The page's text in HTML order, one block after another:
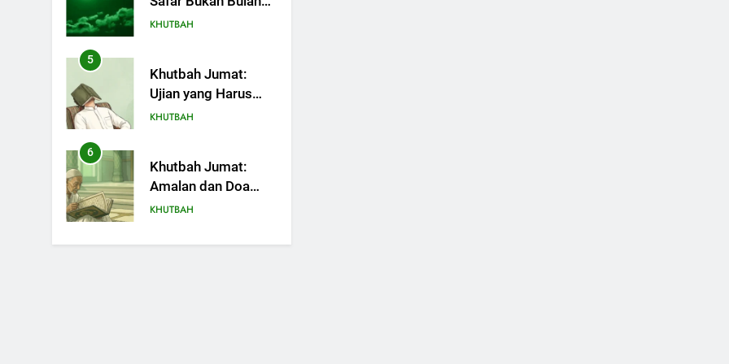
Sial
KHUTBAH
5
Khutbah Jumat:
Ujian yang Harus
Kita Syukuri
KHUTBAH
6
Khutbah Jumat:
Amalan dan Doa
Orang Tua agar
Pesantren Sukses
KHUTBAH
7